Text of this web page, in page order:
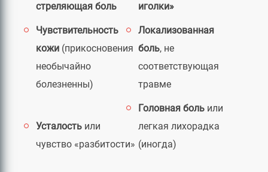
стреляющая боль
иголки»
Чувствительность
кожи (прикосновения
необычайно
болезненны)
Локализованная
боль, не
соответствующая
травме
Усталость или
чувство «разбитости»
Головная боль или
легкая лихорадка
(иногда)